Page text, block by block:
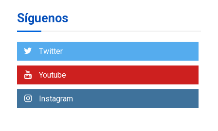
7
Orquestas Porlamar
1
REGIONALES ÚLTIMA HORA
atendiendo falta de agua
Síguenos
Twitter
Youtube
Instagram